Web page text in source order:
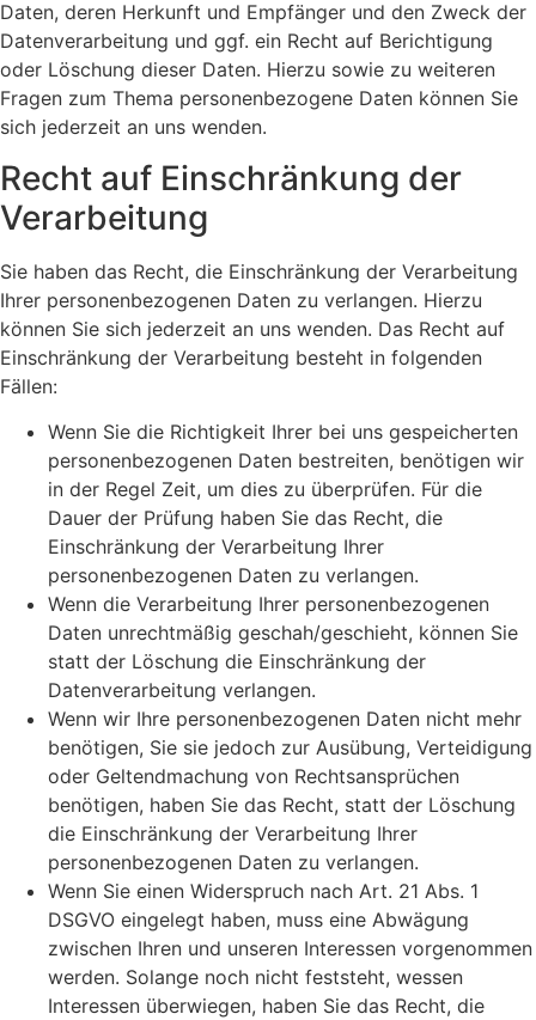
Daten, deren Herkunft und Empfänger und den Zweck der
Datenverarbeitung und ggf. ein Recht auf Berichtigung
oder Löschung dieser Daten. Hierzu sowie zu weiteren
Fragen zum Thema personenbezogene Daten können Sie
sich jederzeit an uns wenden.
Recht auf Einschränkung der
Verarbeitung
Sie haben das Recht, die Einschränkung der Verarbeitung
Ihrer personenbezogenen Daten zu verlangen. Hierzu
können Sie sich jederzeit an uns wenden. Das Recht auf
Einschränkung der Verarbeitung besteht in folgenden
Fällen:
Wenn Sie die Richtigkeit Ihrer bei uns gespeicherten
personenbezogenen Daten bestreiten, benötigen wir
in der Regel Zeit, um dies zu überprüfen. Für die
Dauer der Prüfung haben Sie das Recht, die
Einschränkung der Verarbeitung Ihrer
personenbezogenen Daten zu verlangen.
Wenn die Verarbeitung Ihrer personenbezogenen
Daten unrechtmäßig geschah/geschieht, können Sie
statt der Löschung die Einschränkung der
Datenverarbeitung verlangen.
Wenn wir Ihre personenbezogenen Daten nicht mehr
benötigen, Sie sie jedoch zur Ausübung, Verteidigung
oder Geltendmachung von Rechtsansprüchen
benötigen, haben Sie das Recht, statt der Löschung
die Einschränkung der Verarbeitung Ihrer
personenbezogenen Daten zu verlangen.
Wenn Sie einen Widerspruch nach Art. 21 Abs. 1
DSGVO eingelegt haben, muss eine Abwägung
zwischen Ihren und unseren Interessen vorgenommen
werden. Solange noch nicht feststeht, wessen
Interessen überwiegen, haben Sie das Recht, die